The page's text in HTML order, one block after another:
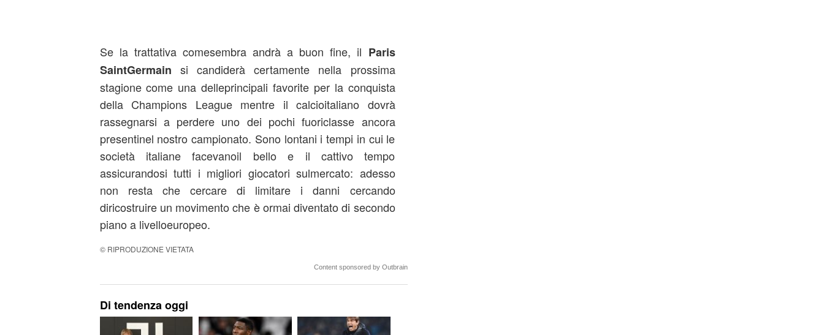
Se la trattativa comesembra andrà a buon fine, il Paris
SaintGermain si candiderà certamente nella prossima
stagione come una delleprincipali favorite per la conquista
della Champions League mentre il calcioitaliano dovrà
rassegnarsi a perdere uno dei pochi fuoriclasse ancora
presentinel nostro campionato. Sono lontani i tempi in cui le
società italiane facevanoil bello e il cattivo tempo
assicurandosi tutti i migliori giocatori sulmercato: adesso
non resta che cercare di limitare i danni cercando
diricostruire un movimento che è ormai diventato di secondo
piano a livelloeuropeo.
© RIPRODUZIONE VIETATA
Content sponsored by Outbrain
Di tendenza oggi